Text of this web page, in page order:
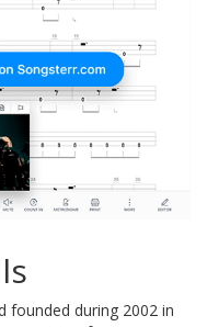
founded during 2002 in